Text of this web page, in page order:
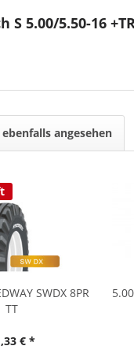
5.00/5.50-16
angesehen
SWDX 8PR
TT
€ *